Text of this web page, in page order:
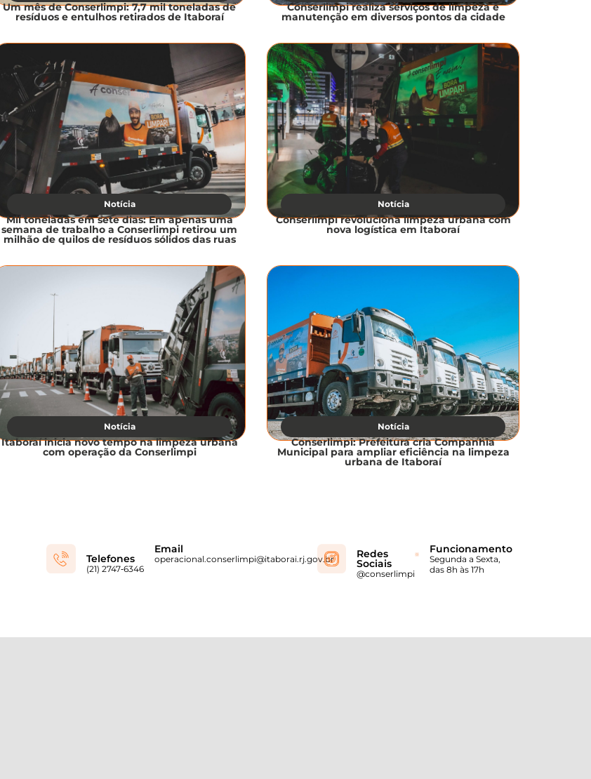
Um mês de Conserlimpi: 7,7 mil toneladas de
resíduos e entulhos retirados de Itaboraí
Conserlimpi realiza serviços de limpeza e
manutenção em diversos pontos da cidade
Notícia
Mil toneladas em sete dias: Em apenas uma
semana de trabalho a Conserlimpi retirou um
milhão de quilos de resíduos sólidos das ruas
Notícia
Conserlimpi revoluciona limpeza urbana com
nova logística em Itaboraí
Notícia
Itaboraí inicia novo tempo na limpeza urbana
com operação da Conserlimpi
Notícia
Conserlimpi: Prefeitura cria Companhia
Municipal para ampliar eficiência na limpeza
urbana de Itaboraí
Telefones
(21) 2747‑6346‬
Email
operacional.conserlimpi@itaborai.rj.gov.br Redes
Sociais
@conserlimpi
Funcionamento
Segunda a Sexta,
das 8h às 17h